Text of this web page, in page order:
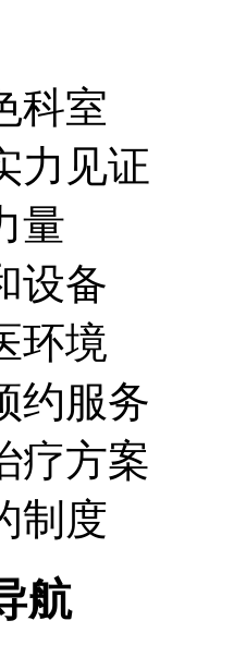
科室
力见证
量
设备
环境
约服务
疗方案
制度
航